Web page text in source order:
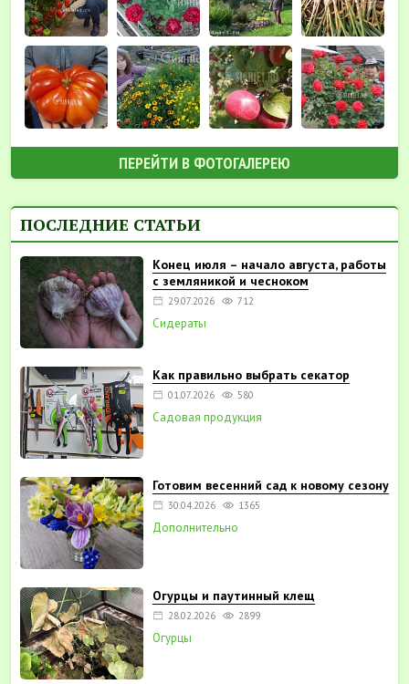
ПЕРЕЙТИ В ФОТОГАЛЕРЕЮ
ПОСЛЕДНИЕ СТАТЬИ
Конец июля – начало августа, работы
с земляникой и чесноком
29.07.2026 712
Сидераты
Как правильно выбрать секатор
01.07.2026 580
Садовая продукция
Готовим весенний сад к новому сезону
30.04.2026 1365
Дополнительно
Огурцы и паутинный клещ
28.02.2026 2899
Огурцы